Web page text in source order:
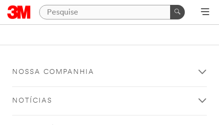
NOSSA COMPANHIA
NOTÍCIAS